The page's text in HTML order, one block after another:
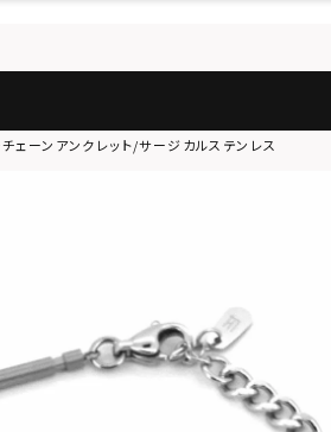
ェーンアンクレット/サージカルステンレス